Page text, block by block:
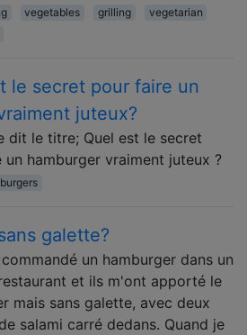
vegetables grilling
vegetarian
le secret pour faire un
juteux?
dit le titre; Quel est le secret
un hamburger vraiment juteux ?
galette?
un hamburger dans un
et ils m'ont apporté le
mais sans galette, avec deux
salami carré dedans. Quand je